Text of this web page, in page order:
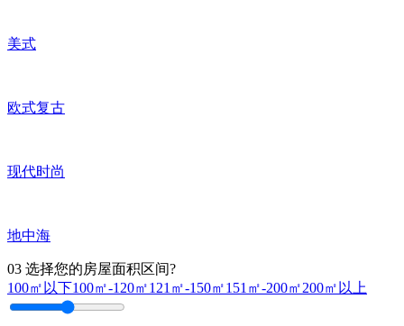
美式
欧式复古
现代时尚
地中海
03 选择您的房屋面积区间?
100㎡以下100㎡-120㎡121㎡-150㎡151㎡-200㎡200㎡以上